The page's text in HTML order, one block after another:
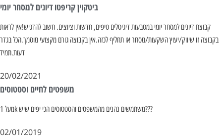
ביטקוין קריפטו דיונים למסחר יומי
קבוצת דיונים למסחר יומי במטבעות דיגיטלים טיפים, חדשות וציוצים. חשוב להדגיש!אין לראות
בקבוצה זו שיווק/יעוץ השקעות/מסחר או תחליף לכזה.אין בקבוצה גורם מקצועי מוסמך.הכל בגדר
דעות.תמיד
20/02/2021
משפטים לחיים וסטטוסים
מעל 1k משתמשים נהנים מהמשפטים והסטטוסים הכי יפים שיש???
02/01/2019